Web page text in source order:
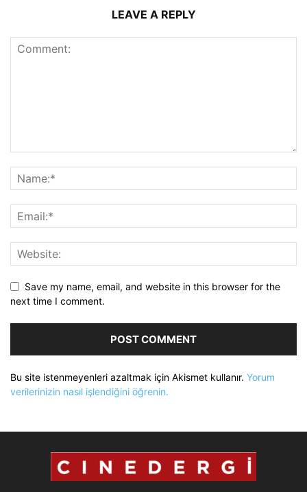
LEAVE A REPLY
Save my name, email, and website in this browser for the
next time I comment.
Bu site istenmeyenleri azaltmak için Akismet kullanır. Yorum
verilerinizin nasıl işlendiğini öğrenin.